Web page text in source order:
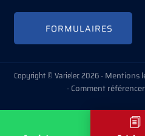
FORMULAIRES
Copyright © Varielec 2026 -Mentions
-Comment